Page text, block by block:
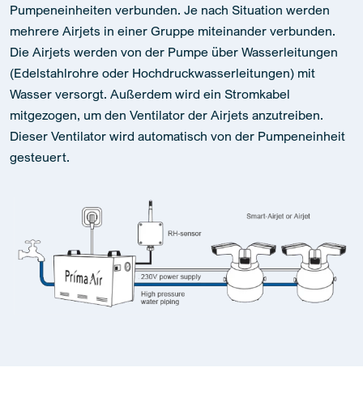
Pumpeneinheiten verbunden. Je nach Situation werden
mehrere Airjets in einer Gruppe miteinander verbunden.
Die Airjets werden von der Pumpe über Wasserleitungen
(Edelstahlrohre oder Hochdruckwasserleitungen) mit
Wasser versorgt. Außerdem wird ein Stromkabel
mitgezogen, um den Ventilator der Airjets anzutreiben.
Dieser Ventilator wird automatisch von der Pumpeneinheit
gesteuert.